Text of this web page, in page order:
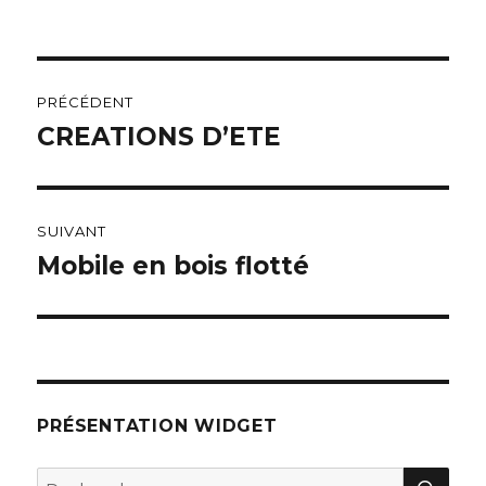
de
PRÉCÉDENT
Publication
CREATIONS D’ETE
SUIVANT
Publication
Mobile en bois flotté
PRÉSENTATION WIDGET